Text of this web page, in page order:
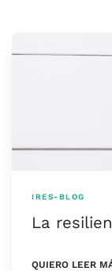
IRES-BLOG
La
QUIERO LEER